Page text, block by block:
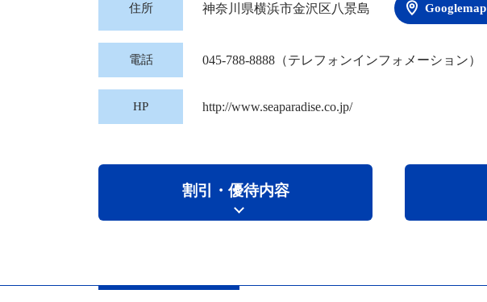
住所 神奈川県横浜市金沢区八景島 Googlemap
電話 045-788-8888 （テレフォンインフォメーション）
HP http://www.seaparadise.co.jp/
割引・優待内容